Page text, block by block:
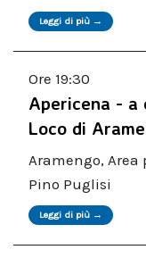
Leggi di più →
Ore 19:30
Apericena - a
Loco di
Aramengo,
Pino Puglisi
Leggi di più →